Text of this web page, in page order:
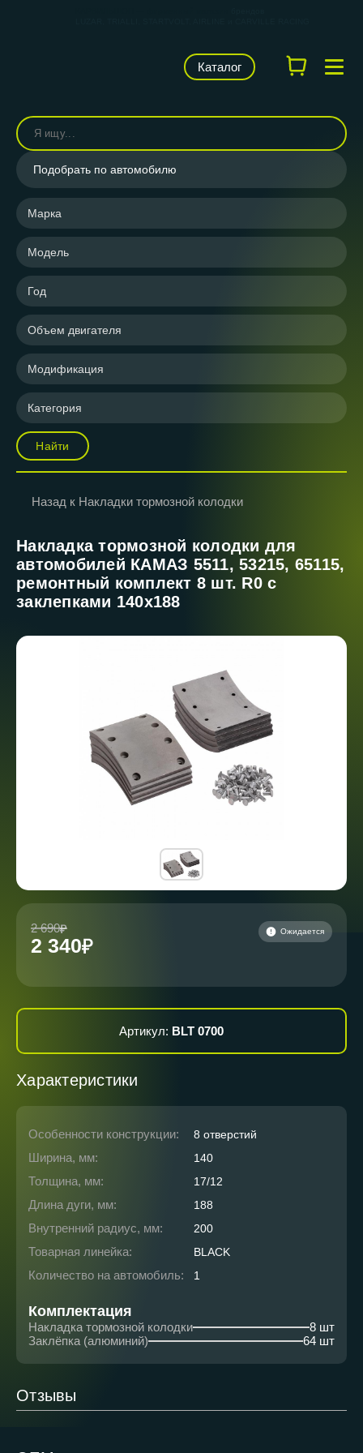
Каталог
Подобрать по автомобилю
Марка
Модель
Год
Объем двигателя
Модификация
Категория
Найти
Назад к Накладки тормозной колодки
Накладка тормозной колодки для
автомобилей КАМАЗ 5511, 53215, 65115,
ремонтный комплект 8 шт. R0 с
заклепками 140х188
2 690
2 340
Ожидается
Артикул: BLT 0700
Характеристики
Особенности конструкции: 8 отверстий
Ширина, мм: 140
Толщина, мм: 17/12
Длина дуги, мм: 188
Внутренний радиус, мм: 200
Товарная линейка: BLACK
Количество на автомобиль: 1
Комплектация
Накладка тормозной колодки
8 шт
Заклёпка (алюминий)
64 шт
Отзывы